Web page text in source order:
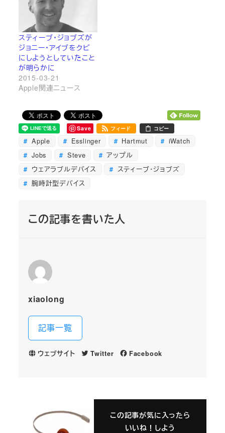
スティーブ・ジョブズが
ジョニー・アイブをクビ
にしようとしていたこと
が明らかに
2015-03-21
Apple関連ニュース
Save フィード コピー
Apple Esslinger Hartmut
iWatch
Jobs
Steve
アップル
ウェアラブルデバイス
スティーブ・ジョブズ
腕時計型デバイス
この記事を書いた人
xiaolong
記事一覧
ウェブサイト Twitter Facebook
この記事が気に入ったら
いいね！しよう